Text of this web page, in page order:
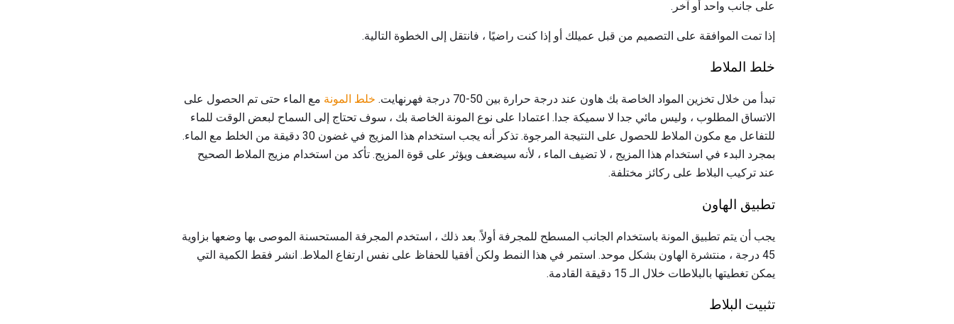
على جانب واحد أو آخر.
إذا تمت الموافقة على التصميم من قبل عميلك أو إذا كنت راضيًا ، فانتقل إلى الخطوة التالية.
خلط الملاط
تبدأ من خلال تخزين المواد الخاصة بك هاون عند درجة حرارة بين 50-70 درجة فهرنهايت. خلط المونة مع الماء حتى تم الحصول على
الاتساق المطلوب ، وليس مائي جدا لا سميكة جدا. اعتمادا على نوع المونة الخاصة بك ، سوف تحتاج إلى السماح لبعض الوقت للماء
للتفاعل مع مكون الملاط للحصول على النتيجة المرجوة. تذكر أنه يجب استخدام هذا المزيج في غضون 30 دقيقة من الخلط مع الماء.
بمجرد البدء في استخدام هذا المزيج ، لا تضيف الماء ، لأنه سيضعف ويؤثر على قوة المزيج. تأكد من استخدام مزيج الملاط الصحيح
عند تركيب البلاط على ركائز مختلفة.
تطبيق الهاون
يجب أن يتم تطبيق المونة باستخدام الجانب المسطح للمجرفة أولاً. بعد ذلك ، استخدم المجرفة المستحسنة الموصى بها وضعها بزاوية
45 درجة ، منتشرة الهاون بشكل موحد. استمر في هذا النمط ولكن أفقيا للحفاظ على نفس ارتفاع الملاط. انشر فقط الكمية التي
يمكن تغطيتها بالبلاطات خلال الـ 15 دقيقة القادمة.
تثبيت البلاط